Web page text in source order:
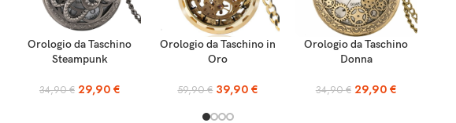
SCEGLI
Orologio da Taschino
Steampunk
34,90€ 29,90 €
AGGIUNGI AL
CARRELLO
Orologio da Taschino in
Oro
59,90€ 39,90€
AGGIUNGI AL
CARRELLO
Orologio da Taschino
Donna
34,90€ 29,90 €